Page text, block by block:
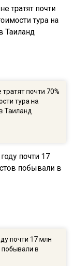
тратят почти 70%
тура на
Таиланд
почти 17 млн
побывали в